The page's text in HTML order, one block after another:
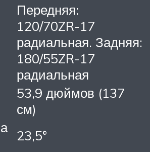
Передняя:
120/70ZR-17
радиальная. Задняя:
180/55ZR-17
радиальная
53,9 дюймов (137
см)
23,5°